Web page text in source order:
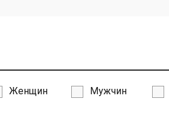
Женщин Мужчин